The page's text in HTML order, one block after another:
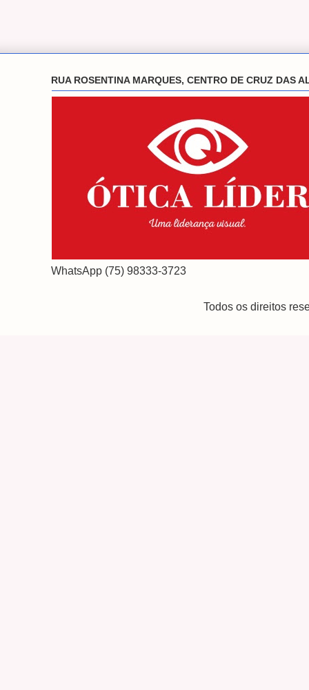
RUA ROSENTINA MARQUES, CENTRO DE CRUZ DAS
WhatsApp (75) 98333-3723
Todos os direitos